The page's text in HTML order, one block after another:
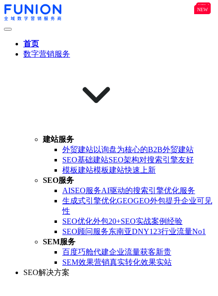
首页
数字营销服务
建站服务
外贸建站
B2B
以询盘为核心的B2B外贸建站
SEO基础建站SEO架构对搜索引擎友好
模板建站模板建站快速上新
SEO服务
AISEO服务AI驱动的搜索引擎优化服务
生成式引擎优化GEO
NEW
GEO外包提升企业可见
性
SEO优化外包20+SEO实战案例经验
SEO顾问服务东南亚DNY123行业流量No1
SEM服务
百度巧舱代建企业流量获客新贵
SEM效果营销真实转化效果实站
SEO解决方案
NEW
NEW